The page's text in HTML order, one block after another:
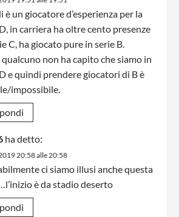
è un giocatore d’esperienza per la
in carriera ha oltre cento presenze
C, ha giocato pure in serie B.
qualcuno non ha capito che siamo in
e quindi prendere giocatori di B è
impossibile.
ha detto:
20:58 alle 20:58
ci siamo illusi anche questa
è da stadio deserto